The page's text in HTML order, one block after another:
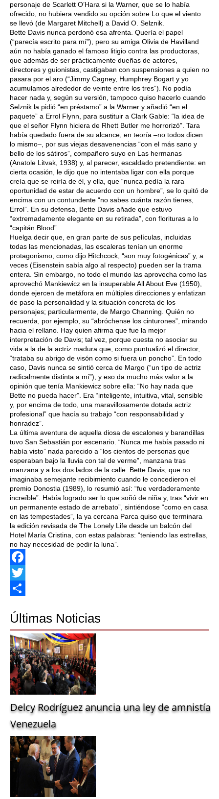
personaje de Scarlett O’Hara si la Warner, que se lo había
ofrecido, no hubiera vendido su opción sobre Lo que el viento
se llevó (de Margaret Mitchell) a David O. Selznik.
Bette Davis nunca perdonó esa afrenta. Quería el papel
(“parecía escrito para mí”), pero su amiga Olivia de Havilland
aún no había ganado el famoso litigio contra las productoras,
que además de ser prácticamente dueñas de actores,
directores y guionistas, castigaban con suspensiones a quien no
pasara por el aro (“Jimmy Cagney, Humphrey Bogart y yo
acumulamos alrededor de veinte entre los tres”). No podía
hacer nada y, según su versión, tampoco quiso hacerlo cuando
Selznik la pidió “en préstamo” a la Warner y añadió “en el
paquete” a Errol Flynn, para sustituir a Clark Gable: “la idea de
que el señor Flynn hiciera de Rhett Butler me horrorizó”. Tara
había quedado fuera de su alcance; en teoría –no todos dicen
lo mismo–, por sus viejas desavenencias “con el más sano y
bello de los sátiros”, compañero suyo en Las hermanas
(Anatole Litvak, 1938) y, al parecer, escaldado pretendiente: en
cierta ocasión, le dijo que no intentaba ligar con ella porque
creía que se reiría de él, y ella, que “nunca pedía la rara
oportunidad de estar de acuerdo con un hombre”, se lo quitó de
encima con un contundente “no sabes cuánta razón tienes,
Errol”. En su defensa, Bette Davis añade que estuvo
“extremadamente elegante en su retirada”, con florituras a lo
“capitán Blood”.
Huelga decir que, en gran parte de sus películas, incluidas
todas las mencionadas, las escaleras tenían un enorme
protagonismo; como dijo Hitchcock, “son muy fotogénicas” y, a
veces (Eisenstein sabía algo al respecto) pueden ser la trama
entera. Sin embargo, no todo el mundo las aprovecha como las
aprovechó Mankiewicz en la insuperable All About Eve (1950),
donde ejercen de metáfora en múltiples direcciones y enfatizan
de paso la personalidad y la situación concreta de los
personajes; particularmente, de Margo Channing. Quién no
recuerda, por ejemplo, su “abróchense los cinturones”, mirando
hacia el rellano. Hay quien afirma que fue la mejor
interpretación de Davis; tal vez, porque cuesta no asociar su
vida a la de la actriz madura que, como puntualizó el director,
“trataba su abrigo de visón como si fuera un poncho”. En todo
caso, Davis nunca se sintió cerca de Margo (“un tipo de actriz
radicalmente distinta a mí”), y eso da mucho más valor a la
opinión que tenía Mankiewicz sobre ella: “No hay nada que
Bette no pueda hacer”. Era “inteligente, intuitiva, vital, sensible
y, por encima de todo, una maravillosamente dotada actriz
profesional” que hacía su trabajo “con responsabilidad y
honradez”.
La última aventura de aquella diosa de escalones y barandillas
tuvo San Sebastián por escenario. “Nunca me había pasado ni
había visto” nada parecido a “los cientos de personas que
esperaban bajo la lluvia con tal de verme”, manzana tras
manzana y a los dos lados de la calle. Bette Davis, que no
imaginaba semejante recibimiento cuando le concedieron el
premio Donostia (1989), lo resumió así: “fue verdaderamente
increíble”. Había logrado ser lo que soñó de niña y, tras “vivir en
un permanente estado de arrebato”, sintiéndose “como en casa
en las tempestades”, la ya cercana Parca quiso que terminara
la edición revisada de The Lonely Life desde un balcón del
Hotel María Cristina, con estas palabras: “teniendo las estrellas,
no hay necesidad de pedir la luna”.
Facebook
Twitter
Últimas Noticias
Delcy Rodríguez anuncia una ley de amnistía
Venezuela